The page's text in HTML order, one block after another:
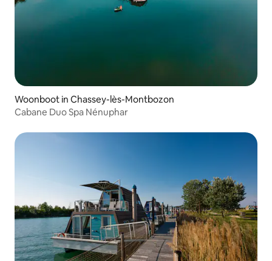
Woonboot in Chassey-lès-Montbozon
Cabane Duo Spa Nénuphar